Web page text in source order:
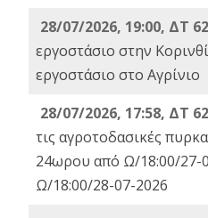
28/07/2026, 19:00, ΔΤ
εργοστάσιο στην
εργοστάσιο στο Αγρίνιο
28/07/2026, 17:58, ΔΤ
τις αγροτοδασικές
24ωρου από Ω/18:00/27-
Ω/18:00/28-07-2026